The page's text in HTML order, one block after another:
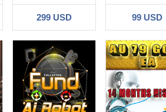
299 USD 99 USD